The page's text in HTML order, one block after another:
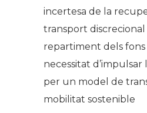
incertesa de la
transport discrecional
repartiment dels
necessitat d’impulsar
per un model de
mobilitat sostenible